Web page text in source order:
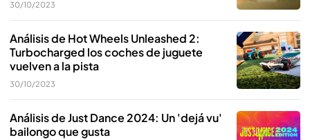
30/10/2023
Análisis de Hot Wheels Unleashed 2:
Turbocharged los coches de juguete
vuelven a la pista
30/10/2023
Análisis de Just Dance 2024: Un 'dejá vu'
bailongo que gusta